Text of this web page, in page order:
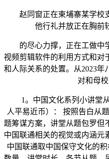
赵同窗正在柬埔寨某学校
他行礼并放正在胸前
的尽心力撑，正在工做中
视频剪辑软件的利用方式和对
和人际关系的处置。从2023年
对和母校
1。中国文化系列小讲堂从
人平易近币）： 按照告白从
题筹谋方案，讲堂从题包罗但
中国联通相关的视觉或内涵元
中国联通取中国保守文化的